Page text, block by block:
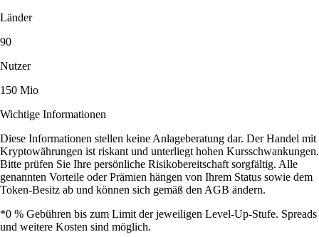
Länder
90
Nutzer
150 Mio
Wichtige Informationen
Diese Informationen stellen keine Anlageberatung dar. Der Handel mit
Kryptowährungen ist riskant und unterliegt hohen Kursschwankungen.
Bitte prüfen Sie Ihre persönliche Risikobereitschaft sorgfältig. Alle
genannten Vorteile oder Prämien hängen von Ihrem Status sowie dem
Token-Besitz ab und können sich gemäß den AGB ändern.
*0 % Gebühren bis zum Limit der jeweiligen Level-Up-Stufe. Spreads
und weitere Kosten sind möglich.